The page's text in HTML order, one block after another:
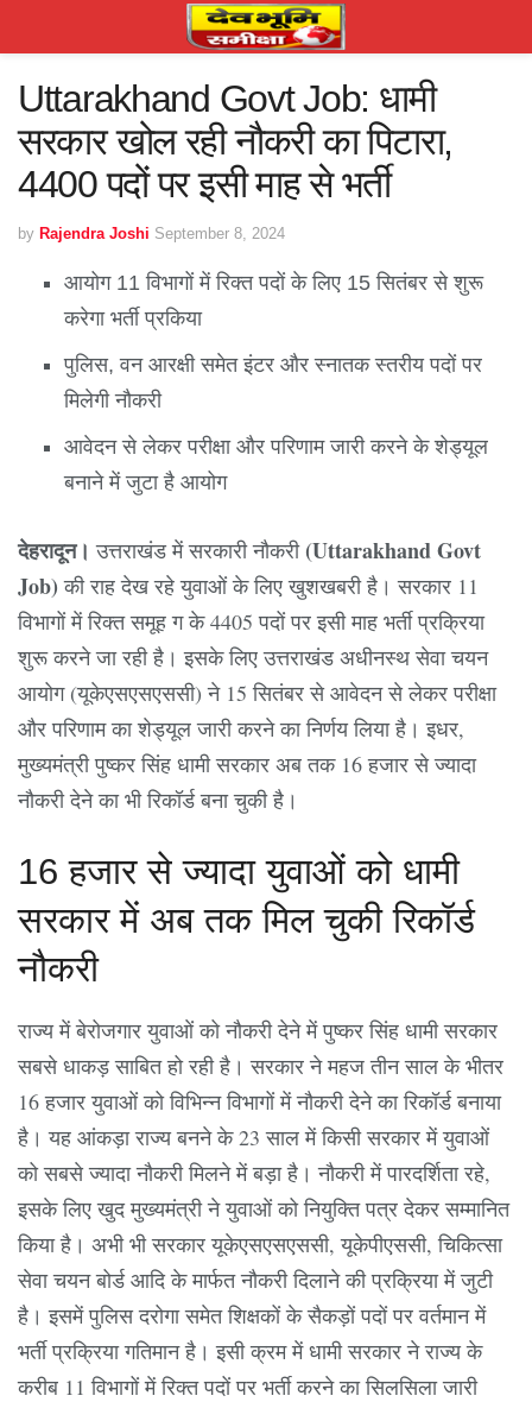
Uttarakhand Govt Job: धामी
सरकार खोल रही नौकरी का पिटारा,
4400 पदों पर इसी माह से भर्ती
by Rajendra Joshi September 8, 2024
आयोग 11 विभागों में रिक्त पदों के लिए 15 सितंबर से शुरू
करेगा भर्ती प्रकिया
पुलिस, वन आरक्षी समेत इंटर और स्नातक स्तरीय पदों पर
मिलेगी नौकरी
आवेदन से लेकर परीक्षा और परिणाम जारी करने के शेड्यूल
बनाने में जुटा है आयोग
देहरादून। उत्तराखंड में सरकारी नौकरी (Uttarakhand Govt
Job) की राह देख रहे युवाओं के लिए खुशखबरी है। सरकार 11
विभागों में रिक्त समूह ग के 4405 पदों पर इसी माह भर्ती प्रक्रिया
शुरू करने जा रही है। इसके लिए उत्तराखंड अधीनस्थ सेवा चयन
आयोग (यूकेएसएसएससी) ने 15 सितंबर से आवेदन से लेकर परीक्षा
और परिणाम का शेड्यूल जारी करने का निर्णय लिया है। इधर,
मुख्यमंत्री पुष्कर सिंह धामी सरकार अब तक 16 हजार से ज्यादा
नौकरी देने का भी रिकॉर्ड बना चुकी है।
16 हजार से ज्यादा युवाओं को धामी
सरकार में अब तक मिल चुकी रिकॉर्ड
नौकरी
राज्य में बेरोजगार युवाओं को नौकरी देने में पुष्कर सिंह धामी सरकार
सबसे धाकड़ साबित हो रही है। सरकार ने महज तीन साल के भीतर
16 हजार युवाओं को विभिन्न विभागों में नौकरी देने का रिकॉर्ड बनाया
है। यह आंकड़ा राज्य बनने के 23 साल में किसी सरकार में युवाओं
को सबसे ज्यादा नौकरी मिलने में बड़ा है। नौकरी में पारदर्शिता रहे,
इसके लिए खुद मुख्यमंत्री ने युवाओं को नियुक्ति पत्र देकर सम्मानित
किया है। अभी भी सरकार यूकेएसएसएससी, यूकेपीएससी, चिकित्सा
सेवा चयन बोर्ड आदि के मार्फत नौकरी दिलाने की प्रक्रिया में जुटी
है। इसमें पुलिस दरोगा समेत शिक्षकों के सैकड़ों पदों पर वर्तमान में
भर्ती प्रक्रिया गतिमान है। इसी क्रम में धामी सरकार ने राज्य के
करीब 11 विभागों में रिक्त पदों पर भर्ती करने का सिलसिला जारी